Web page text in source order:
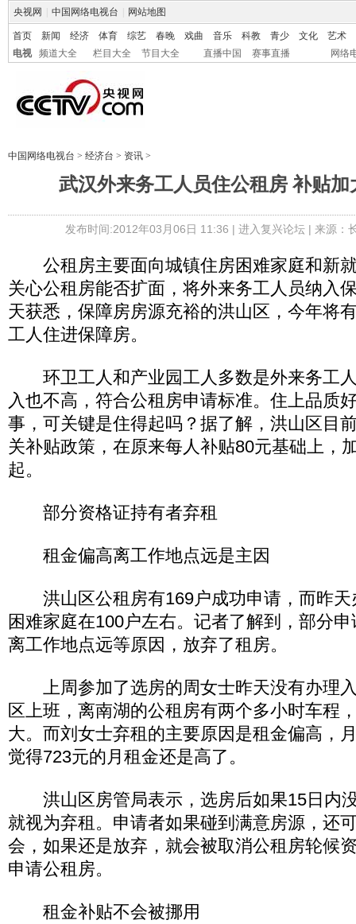
央视网 中国网络电视台 网站地图
首页 新闻 经济 体育 综艺 春晚 戏曲 音乐 科教 青少 文化
艺术
电视
频道大全 栏目大全 节目大全 直播中国 赛事直播 网络
中国网络电视台 > 经济台 > 资讯 >
武汉外来务工人员住公租房 补贴加
发布时间:2012年03月06日 11:36 | 进入复兴论坛| 来源：
公租房主要面向城镇住房困难家庭和新
关心公租房能否扩面，将外来务工人员纳入
天获悉，保障房房源充裕的洪山区，今年将
工人住进保障房。
环卫工人和产业园工人多数是外来务工
入也不高，符合公租房申请标准。住上品质
事，可关键是住得起吗？据了解，洪山区目
关补贴政策，在原来每人补贴80元基础上，
起。
部分资格证持有者弃租
租金偏高离工作地点远是主因
洪山区公租房有169户成功申请，而昨天
困难家庭在100户左右。记者了解到，部分
离工作地点远等原因，放弃了租房。
上周参加了选房的周女士昨天没有办理
区上班，离南湖的公租房有两个多小时车程
大。而刘女士弃租的主要原因是租金偏高，
觉得723元的月租金还是高了。
洪山区房管局表示，选房后如果15日内
就视为弃租。申请者如果碰到满意房源，还
会，如果还是放弃，就会被取消公租房轮候
申请公租房。
租金补贴不会被挪用